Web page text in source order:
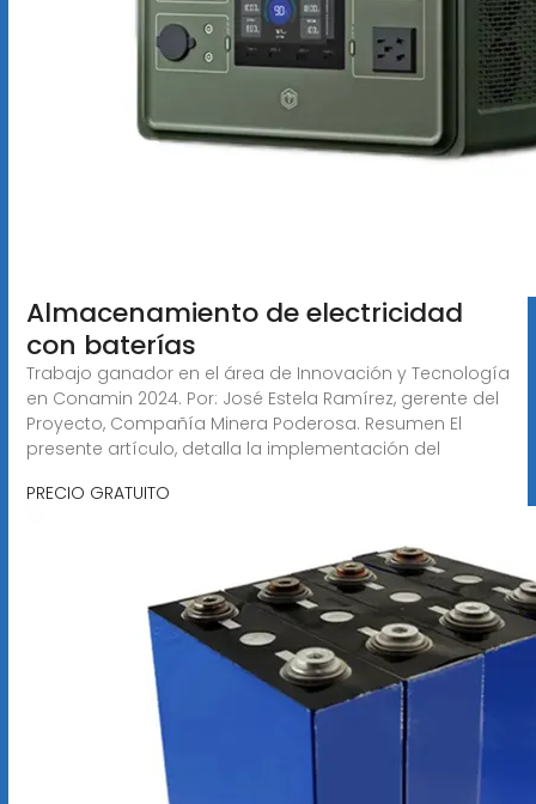
Almacenamiento de electricidad
con baterías
Trabajo ganador en el área de Innovación y Tecnología
en Conamin 2024. Por: José Estela Ramírez, gerente del
Proyecto, Compañía Minera Poderosa. Resumen El
presente artículo, detalla la implementación del
PRECIO GRATUITO